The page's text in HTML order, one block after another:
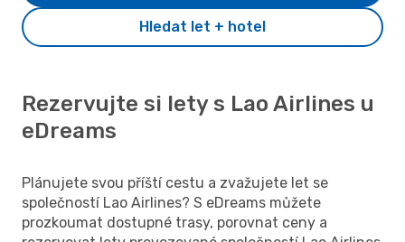
Hledat let + hotel
Rezervujte si lety s Lao Airlines u
eDreams
Plánujete svou příští cestu a zvažujete let se
společností Lao Airlines? S eDreams můžete
prozkoumat dostupné trasy, porovnat ceny a